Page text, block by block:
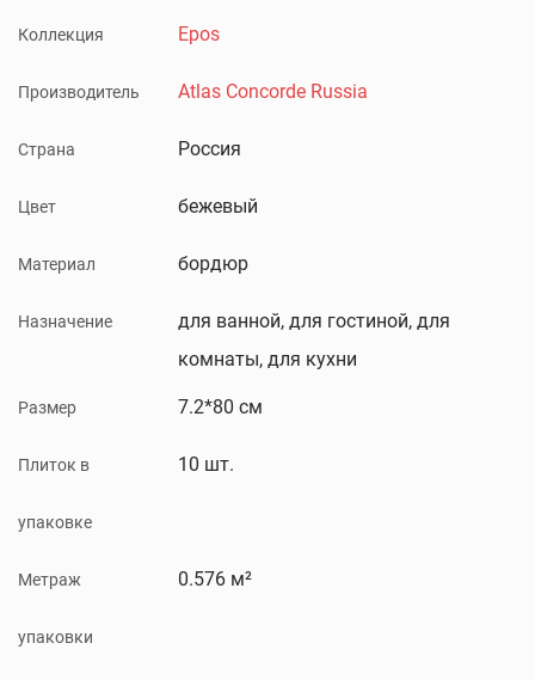
Коллекция Epos
Производитель Atlas Concorde Russia
Страна Россия
Цвет бежевый
Материал бордюр
Назначение
для ванной, для гостиной, для
комнаты, для кухни
Размер 7.2*80 см
Плиток в
упаковке
10 шт.
Метраж
упаковки
0.576 м²